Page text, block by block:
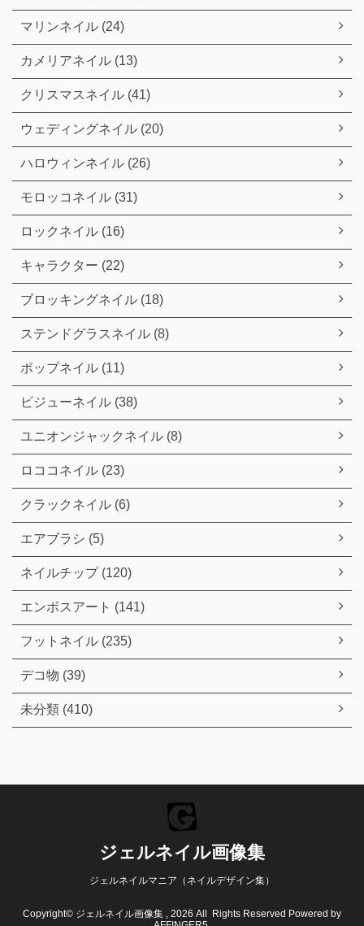
マリンネイル (24)
カメリアネイル (13)
クリスマスネイル (41)
ウェディングネイル (20)
ハロウィンネイル (26)
モロッコネイル (31)
ロックネイル (16)
キャラクター (22)
ブロッキングネイル (18)
ステンドグラスネイル (8)
ポップネイル (11)
ビジューネイル (38)
ユニオンジャックネイル (8)
ロココネイル (23)
クラックネイル (6)
エアブラシ (5)
ネイルチップ (120)
エンボスアート (141)
フットネイル (235)
デコ物 (39)
未分類 (410)
ジェルネイル画像集
ジェルネイルマニア（ネイルデザイン集）
Copyright© ジェルネイル画像集 , 2026 All Rights Reserved Powered by